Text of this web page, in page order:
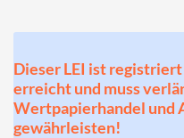
Dieser LEI ist
erreicht und muss
Wertpapierhandel und
gewährleisten!